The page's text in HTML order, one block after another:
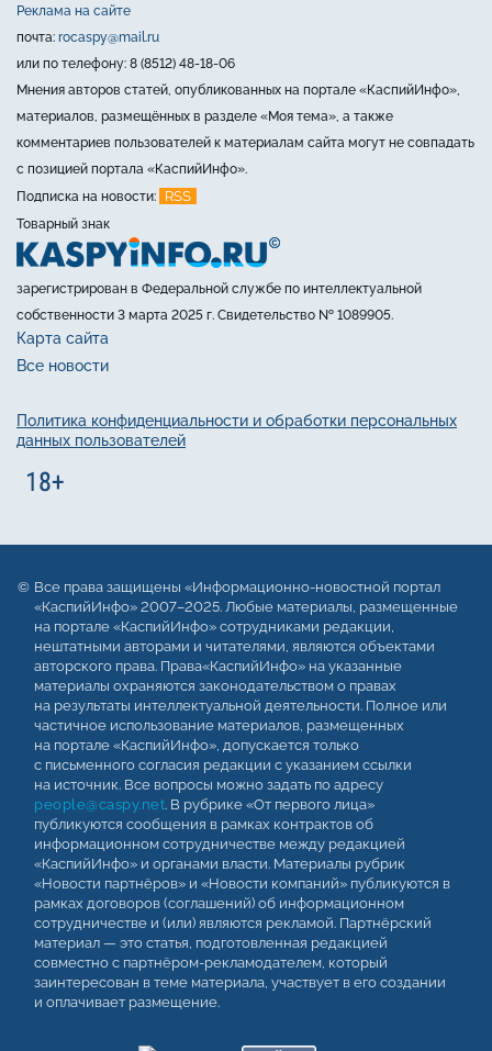
Реклама на сайте
почта: rocaspy@mail.ru
или по телефону: 8 (8512) 48-18-06
Мнения авторов статей, опубликованных на портале «КаспийИнфо»,
материалов, размещённых в разделе «Моя тема», а также
комментариев пользователей к материалам сайта могут не совпадать
с позицией портала «КаспийИнфо».
Подписка на новости:
RSS
Товарный знак
зарегистрирован в Федеральной службе по интеллектуальной
собственности 3 марта 2025 г. Свидетельство № 1089905.
Карта сайта
Все новости
Политика конфиденциальности и обработки персональных
данных пользователей
Все права защищены «Информационно-новостной портал
«КаспийИнфо» 2007–2025. Любые материалы, размещенные
на портале «КаспийИнфо» сотрудниками редакции,
нештатными авторами и читателями, являются объектами
авторского права. Права«КаспийИнфо» на указанные
материалы охраняются законодательством о правах
на результаты интеллектуальной деятельности. Полное или
частичное использование материалов, размещенных
на портале «КаспийИнфо», допускается только
с письменного согласия редакции с указанием ссылки
на источник. Все вопросы можно задать по адресу
people@caspy.net. В рубрике «От первого лица»
публикуются сообщения в рамках контрактов об
информационном сотрудничестве между редакцией
«КаспийИнфо» и органами власти. Материалы рубрик
«Новости партнёров» и «Новости компаний» публикуются в
рамках договоров (соглашений) об информационном
сотрудничестве и (или) являются рекламой. Партнёрский
материал — это статья, подготовленная редакцией
совместно с партнёром-рекламодателем, который
заинтересован в теме материала, участвует в его создании
и оплачивает размещение.